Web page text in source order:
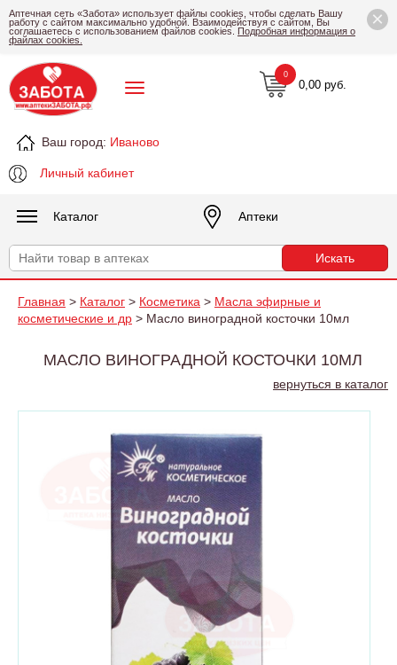
×
Аптечная сеть «Забота» использует файлы cookies, чтобы сделать Вашу
работу с сайтом максимально удобной. Взаимодействуя с сайтом, Вы
соглашаетесь с использованием файлов cookies. Подробная информация о
файлах cookies.
Ваш город: Иваново
Личный кабинет
0,00 руб.
0
Каталог Аптеки
Главная > Каталог > Косметика > Масла эфирные и
косметические и др > Масло виноградной косточки 10мл
МАСЛО ВИНОГРАДНОЙ КОСТОЧКИ 10МЛ
вернуться в каталог